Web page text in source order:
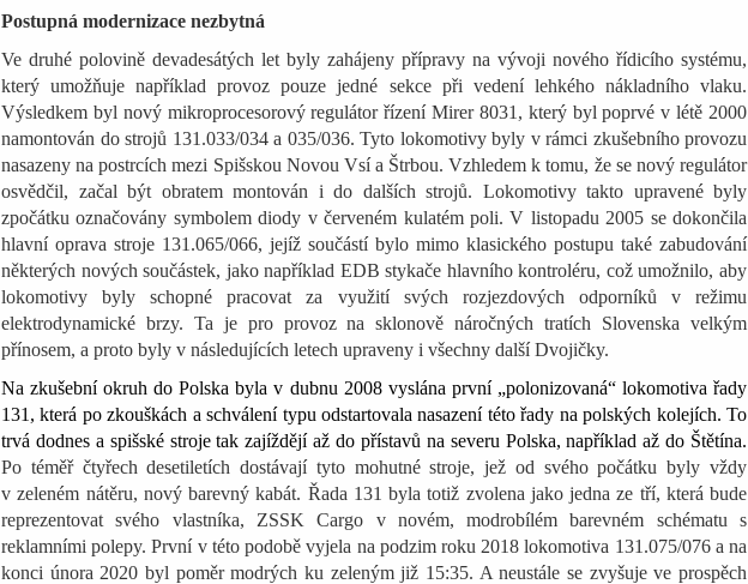
Postupná modernizace nezbytná
Ve druhé polovině devadesátých let byly zahájeny přípravy na vývoji nového řídicího systému,
který umožňuje například provoz pouze jedné sekce při vedení lehkého nákladního vlaku.
Výsledkem byl nový mikroprocesorový regulátor řízení Mirer 8031, který byl poprvé v létě 2000
namontován do strojů 131.033/034 a 035/036. Tyto lokomotivy byly v rámci zkušebního provozu
nasazeny na postrcích mezi Spišskou Novou Vsí a Štrbou. Vzhledem k tomu, že se nový regulátor
osvědčil, začal být obratem montován i do dalších strojů. Lokomotivy takto upravené byly
zpočátku označovány symbolem diody v červeném kulatém poli. V listopadu 2005 se dokončila
hlavní oprava stroje 131.065/066, jejíž součástí bylo mimo klasického postupu také zabudování
některých nových součástek, jako například EDB stykače hlavního kontroléru, což umožnilo, aby
lokomotivy byly schopné pracovat za využití svých rozjezdových odporníků v režimu
elektrodynamické brzy. Ta je pro provoz na sklonově náročných tratích Slovenska velkým
přínosem, a proto byly v následujících letech upraveny i všechny další Dvojičky.
Na zkušební okruh do Polska byla v dubnu 2008 vyslána první „polonizovaná“ lokomotiva řady
131, která po zkouškách a schválení typu odstartovala nasazení této řady na polských kolejích. To
trvá dodnes a spišské stroje tak zajíždějí až do přístavů na severu Polska, například až do Štětína.
Po téměř čtyřech desetiletích dostávají tyto mohutné stroje, jež od svého počátku byly vždy
v zeleném nátěru, nový barevný kabát. Řada 131 byla totiž zvolena jako jedna ze tří, která bude
reprezentovat svého vlastníka, ZSSK Cargo v novém, modrobílém barevném schématu s
reklamními polepy. První v této podobě vyjela na podzim roku 2018 lokomotiva 131.075/076 a na
konci února 2020 byl poměr modrých ku zeleným již 15:35. A neustále se zvyšuje ve prospěch